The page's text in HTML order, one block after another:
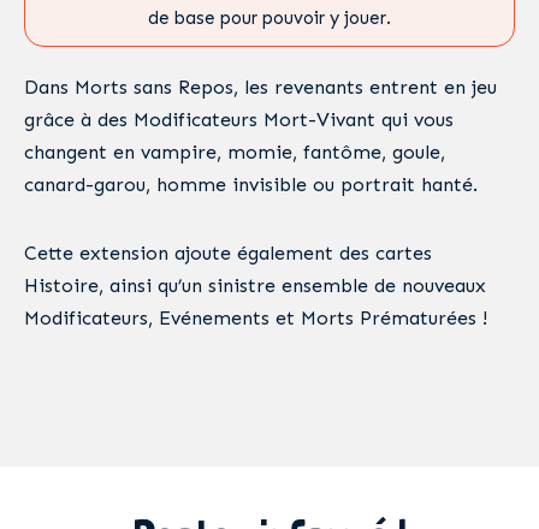
de base pour pouvoir y jouer.
Dans Morts sans Repos, les revenants entrent en jeu
grâce à des Modificateurs Mort-Vivant qui vous
changent en vampire, momie, fantôme, goule,
canard-garou, homme invisible ou portrait hanté.
Cette extension ajoute également des cartes
Histoire, ainsi qu’un sinistre ensemble de nouveaux
Modificateurs, Evénements et Morts Prématurées !